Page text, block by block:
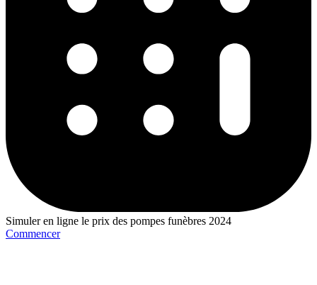
Simuler en ligne le prix des pompes funèbres 2024
Commencer